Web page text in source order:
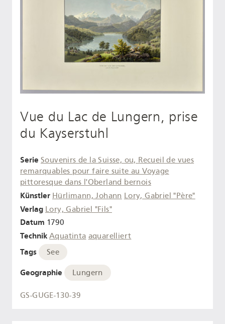
Vue du Lac de Lungern, prise
du Kayserstuhl
Serie Souvenirs de la Suisse, ou, Recueil de vues
remarquables pour faire suite au Voyage
pittoresque dans l'Oberland bernois
Künstler Hürlimann, Johann Lory, Gabriel "Père"
Verlag Lory, Gabriel "Fils"
Datum 1790
Technik Aquatinta aquarelliert
Tags See
Geographie Lungern
GS-GUGE-130-39